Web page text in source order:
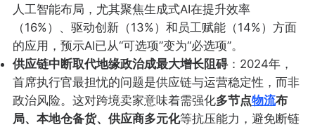
人工智能布局，尤其聚焦生成式AI在提升效率
（16%）、驱动创新（13%）和员工赋能（14%）方面
的应用，预示AI已从“可选项”变为“必选项”。
供应链中断取代地缘政治成最大增长阻碍：2024年，
首席执行官最担忧的问题是供应链与运营稳定性，而非
政治风险。这对跨境卖家意味着需强化多节点物流布
局、本地仓备货、供应商多元化等抗压能力，避免断链